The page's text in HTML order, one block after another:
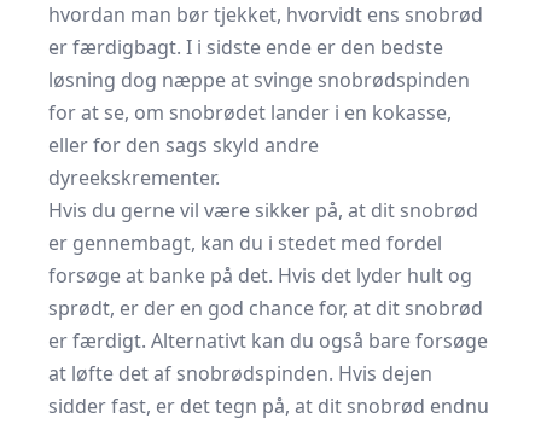
hvordan man bør tjekket, hvorvidt ens snobrød
er færdigbagt. I i sidste ende er den bedste
løsning dog næppe at svinge snobrødspinden
for at se, om snobrødet lander i en kokasse,
eller for den sags skyld andre
dyreekskrementer.
Hvis du gerne vil være sikker på, at dit snobrød
er gennembagt, kan du i stedet med fordel
forsøge at banke på det. Hvis det lyder hult og
sprødt, er der en god chance for, at dit snobrød
er færdigt. Alternativt kan du også bare forsøge
at løfte det af snobrødspinden. Hvis dejen
sidder fast, er det tegn på, at dit snobrød endnu